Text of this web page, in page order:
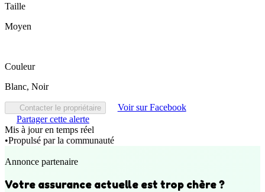
Taille
Moyen
Couleur
Blanc, Noir
Contacter le propriétaire
Voir sur Facebook
Partager cette alerte
Mis à jour en temps réel
•Propulsé par la communauté
Annonce partenaire
Votre assurance actuelle est trop chère ?